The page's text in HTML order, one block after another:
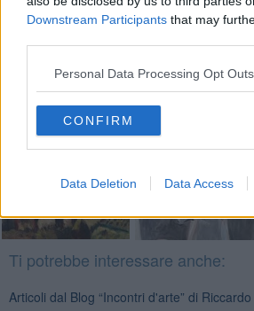
Downstream Participants that may
Personal Data Processing Opt Outs
CONFIRM
Data Deletion Data Access
Se vuoi leggere le notizie principali della
Newsletter QUInews - ToscanaMedia.
Basta cliccareQUI
Fotogallery
Ti potrebbe interessare anche:
Articoli dal Blog “Incontri d'arte” di